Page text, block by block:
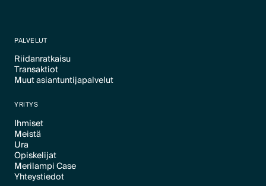
PALVELUT
Riidanratkaisu
Text Link
Transaktiot
Text Link
Muut asiantuntijapalvelut
YRITYS
Ihmiset
Text Link
Meistä
Text Link
Ura
Text Link
Opiskelijat
Text Link
Merilampi Case
Text Link
Yhteystiedot